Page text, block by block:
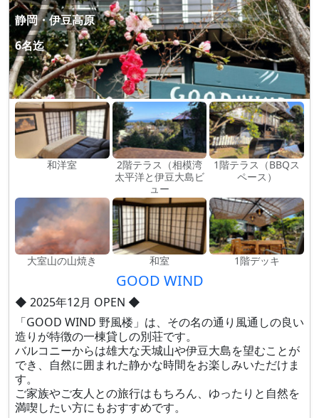
静岡・伊豆高原
6名迄
和洋室
2階テラス（相模湾
太平洋と伊豆大島ビ
ュー
1階テラス（BBQス
ペース）
大室山の山焼き 和室 1階デッキ
GOOD WIND
◆ 2025年12月 OPEN ◆
「GOOD WIND 野風楼」は、その名の通り風通しの良い
造りが特徴の一棟貸しの別荘です。
バルコニーからは雄大な天城山や伊豆大島を望むことが
でき、自然に囲まれた静かな時間をお楽しみいただけま
す。
ご家族やご友人との旅行はもちろん、ゆったりと自然を
満喫したい方にもおすすめです。